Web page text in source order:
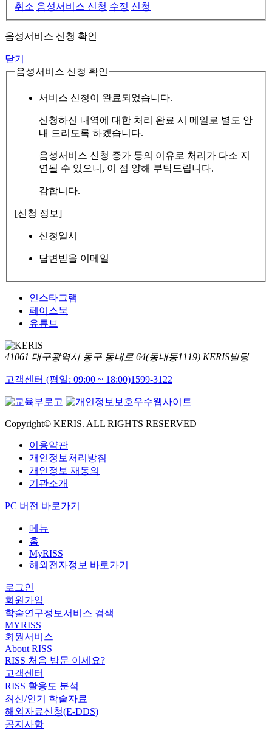
취소 음성서비스 신청 수정 신청
음성서비스 신청 확인
닫기
음성서비스 신청 확인
서비스 신청이 완료되었습니다.
신청하신 내역에 대한 처리 완료 시 메일로 별도 안
내 드리도록 하겠습니다.
음성서비스 신청 증가 등의 이유로 처리가 다소 지
연될 수 있으니, 이 점 양해 부탁드립니다.
감합니다.
[신청 정보]
신청일시
답변받을 이메일
인스타그램
페이스북
유튜브
41061 대구광역시 동구 동내로 64(동내동1119) KERIS빌딩
고객센터 (평일: 09:00 ~ 18:00)1599-3122
Copyright© KERIS. ALL RIGHTS RESERVED
이용약관
개인정보처리방침
개인정보 재동의
기관소개
PC 버전 바로가기
메뉴
홈
MyRISS
해외전자정보 바로가기
로그인
회원가입
학술연구정보서비스 검색
MYRISS
회원서비스
About RISS
RISS 처음 방문 이세요?
고객센터
RISS 활용도 분석
최신/인기 학술자료
해외자료신청(E-DDS)
공지사항